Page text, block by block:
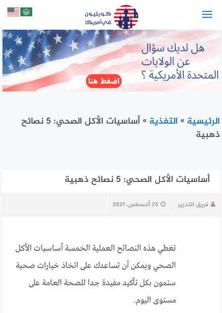
الرئيسية » التغذية »
أساسيات الأكل الصحي: 5 نصائح
ذهبية
أساسيات الأكل الصحي: 5 نصائح ذهبية
فريق التحرير 25 أغسطس، 2021
تغطي هذه النصائح العملية الخمسة أساسيات الأكل
الصحي ويمكن أن تساعدك على اتخاذ خيارات صحية
ستمون بكل تأكيد مفيدة جدا للصحة العامة على
مستوى اليوم.